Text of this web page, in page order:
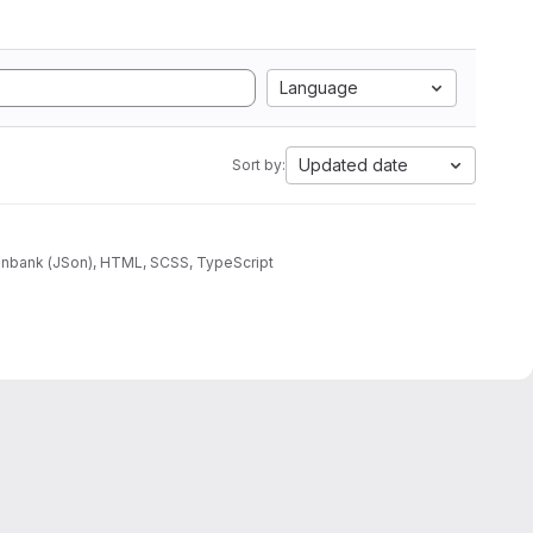
Language
Sort by: Updated date
(JSon), HTML, SCSS, TypeScript